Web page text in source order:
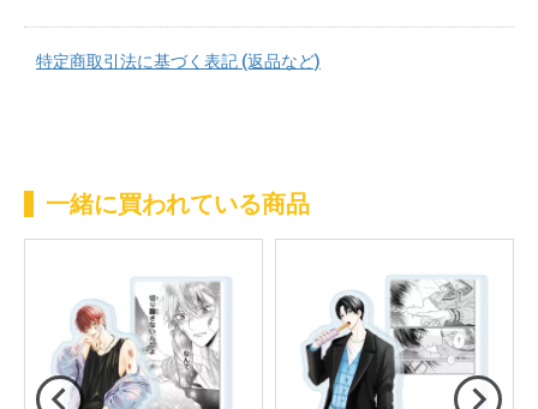
特定商取引法に基づく表記 (返品など)
一緒に買われている商品